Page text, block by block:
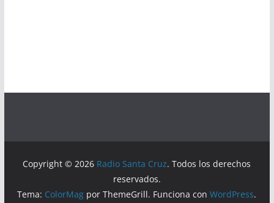
Copyright © 2026 Radio Santa Cruz. Todos los derechos
reservados.
Tema: ColorMag por ThemeGrill. Funciona conWordPress.